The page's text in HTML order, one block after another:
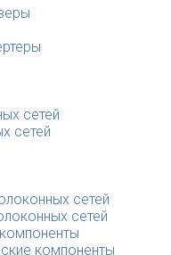
сетей
сетей
сетей
сетей
компоненты